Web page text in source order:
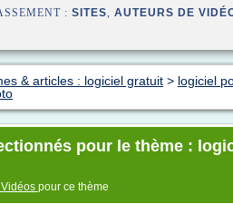
: SITES, AUTEURS DE
& articles : logiciel gratuit > logiciel
pour le thème :
pour ce thème